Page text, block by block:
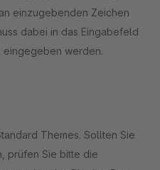
einzugebenden Zeichen
dabei in das Eingabefeld
eingegeben werden.
Themes. Sollten Sie
prüfen Sie bitte die